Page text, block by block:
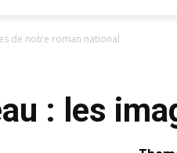
de notre roman national
: les